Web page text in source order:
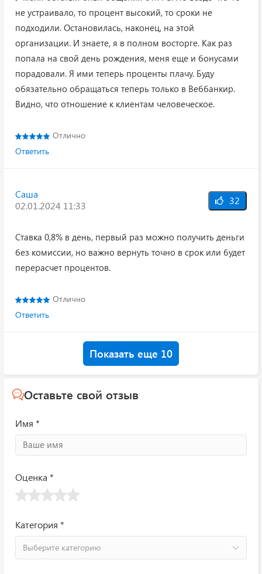
не устраивало, то процент высокий, то сроки не
подходили. Остановилась, наконец, на этой
организации. И знаете, я в полном восторге. Как раз
попала на свой день рождения, меня еще и бонусами
порадовали. Я ими теперь проценты плачу. Буду
обязательно обращаться теперь только в Веббанкир.
Видно, что отношение к клиентам человеческое.
Отлично
Ответить
Саша
02.01.2024 11:33
32
Ставка 0,8% в день, первый раз можно получить деньги
без комиссии, но важно вернуть точно в срок или будет
перерасчет процентов.
Отлично
Ответить
Показать еще 10
Оставьте свой отзыв
Имя *
Оценка *
Категория *
Выберите категорию